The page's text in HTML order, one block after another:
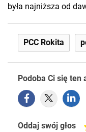
była najniższa od
PCC Rokita
Podoba Ci się ten
Oddaj swój głos